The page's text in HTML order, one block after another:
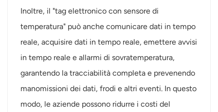
Inoltre, il "tag elettronico con sensore di
temperatura" può anche comunicare dati in tempo
reale, acquisire dati in tempo reale, emettere avvisi
in tempo reale e allarmi di sovratemperatura,
garantendo la tracciabilità completa e prevenendo
manomissioni dei dati, frodi e altri eventi. In questo
modo, le aziende possono ridurre i costi del